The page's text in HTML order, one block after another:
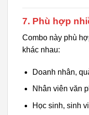
7. Phù hợp
Combo này phù
khác nhau:
Doanh nhân,
Nhân viên văn
Học sinh, sinh